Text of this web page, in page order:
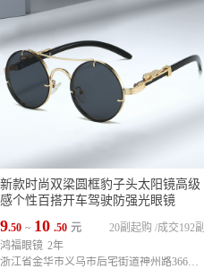
新款时尚双梁圆框豹子头太阳镜高级
感个性百搭开车驾驶防强光眼镜
9.50 ~ 10 .50 元 成交192副
20副起购 /
鸿福眼镜 2年
浙江省金华市义乌市后宅街道神州路366号（义乌市天来文体制笔有限公司内3栋4楼）